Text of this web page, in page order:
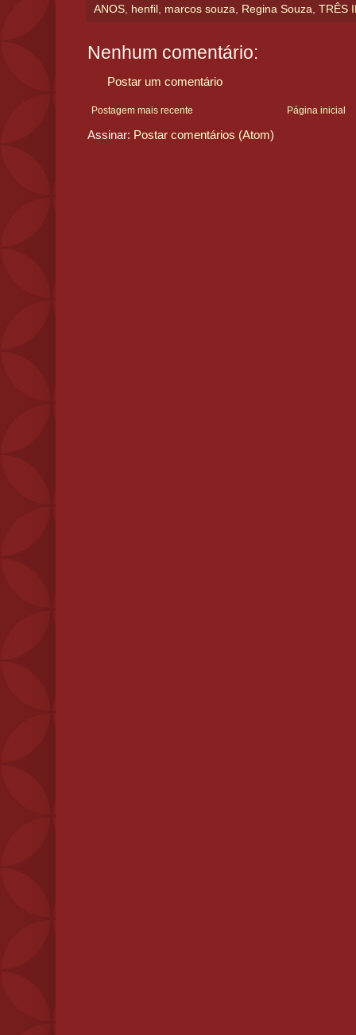
ANOS
henfil marcos souza Regina Souza TRÊS
Nenhum comentário:
Postar um comentário
Postagem mais recente Página inicial
Assinar: Postar comentários (Atom)